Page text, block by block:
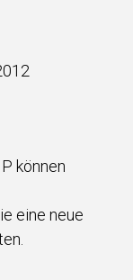
können
eine neue